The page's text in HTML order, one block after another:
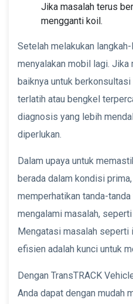
Jika masalah terus
mengganti koil.
Setelah melakukan
menyalakan mobil lagi. Jika
baiknya untuk
terlatih atau bengkel
diagnosis yang lebih
diperlukan.
Dalam upaya untuk
berada dalam kondisi
memperhatikan tanda-
mengalami masalah,
Mengatasi masalah seperti
efisien adalah kunci untuk
Dengan TransTRACK
Anda dapat dengan mudah